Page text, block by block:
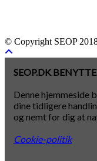
© Copyright SEOP
SEOP.DK
Denne hjemmeside
dine tidligere
og nemt for dig at
Cookie-politik